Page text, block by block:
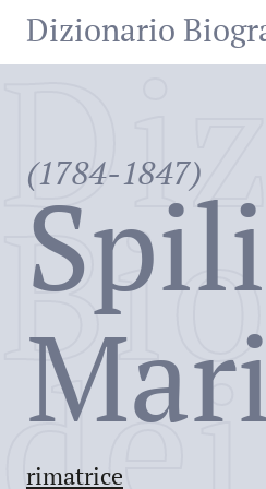
Dizionario
(1784-1847)
rimatrice